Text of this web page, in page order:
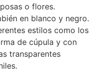
o flores.
en blanco y negro.
estilos como los
de cúpula y con
transparentes